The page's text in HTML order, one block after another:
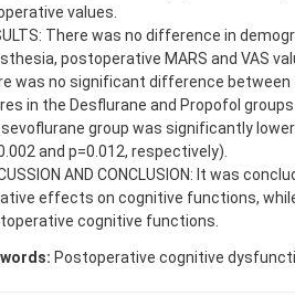
values.
There was no difference in
postoperative MARS and VAS
was no significant difference
in the Desflurane and Propofol
group was significantly
and p=0.012, respectively).
AND CONCLUSION: It was
effects on cognitive functions,
cognitive functions.
Postoperative cognitive